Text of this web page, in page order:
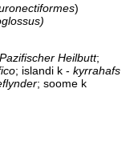
)
Pazifischer Heilbutt;
; islandi k - kyrrahafs
; soome k